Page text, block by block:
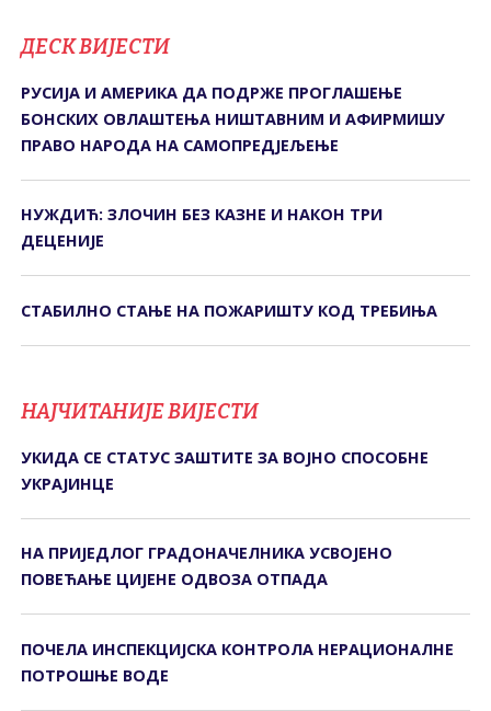
ДЕСК ВИЈЕСТИ
РУСИЈА И АМЕРИКА ДА ПОДРЖЕ ПРОГЛАШЕЊЕ
БОНСКИХ ОВЛАШТЕЊА НИШТАВНИМ И АФИРМИШУ
ПРАВО НАРОДА НА САМОПРЕДЈЕЉЕЊЕ
НУЖДИЋ: ЗЛОЧИН БЕЗ КАЗНЕ И НАКОН ТРИ
ДЕЦЕНИЈЕ
СТАБИЛНО СТАЊЕ НА ПОЖАРИШТУ КОД ТРЕБИЊА
НАЈЧИТАНИЈЕ ВИЈЕСТИ
УКИДА СЕ СТАТУС ЗАШТИТЕ ЗА ВОЈНО СПОСОБНЕ
УКРАЈИНЦЕ
НА ПРИЈЕДЛОГ ГРАДОНАЧЕЛНИКА УСВОЈЕНО
ПОВЕЋАЊЕ ЦИЈЕНЕ ОДВОЗА ОТПАДА
ПОЧЕЛА ИНСПЕКЦИЈСКА КОНTРОЛА НЕРАЦИОНАЛНЕ
ПОTРОШЊЕ ВОДЕ